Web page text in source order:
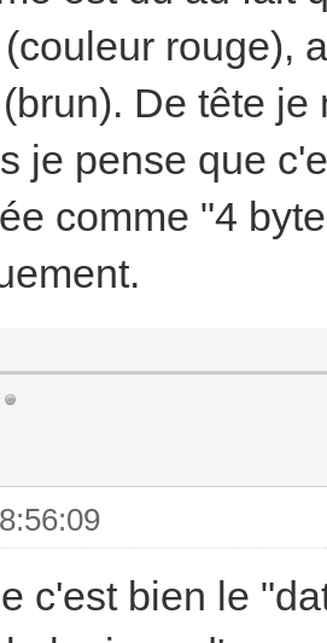
rouge),
De tête
je pense que
comme "4
c'est bien le